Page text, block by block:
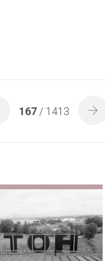
167 / 1413